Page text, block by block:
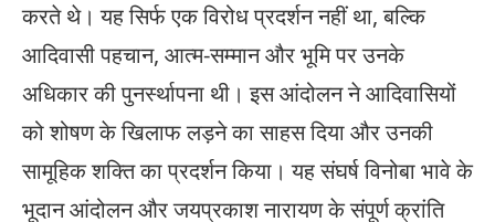
करते थे। यह सिर्फ एक विरोध प्रदर्शन नहीं था, बल्कि
आदिवासी पहचान, आत्म-सम्मान और भूमि पर उनके
अधिकार की पुनर्स्थापना थी। इस आंदोलन ने आदिवासियों
को शोषण के खिलाफ लड़ने का साहस दिया और उनकी
सामूहिक शक्ति का प्रदर्शन किया। यह संघर्ष विनोबा भावे के
भूदान आंदोलन और जयप्रकाश नारायण के संपूर्ण क्रांति